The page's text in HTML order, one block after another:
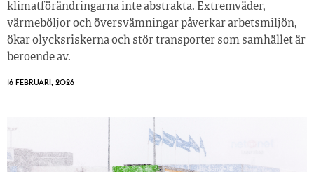
klimatförändringarna inte abstrakta. Extremväder,
värmeböljor och översvämningar påverkar arbetsmiljön,
ökar olycksriskerna och stör transporter som samhället är
beroende av.
16 FEBRUARI, 2026